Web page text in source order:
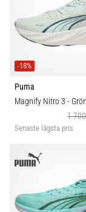
-18%
Puma
Magnify Nitro 3 - Grön
1
Senaste lägsta pris